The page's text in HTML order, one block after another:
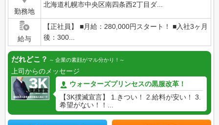
勤務地
北海道札幌市中央区南四条西2丁目ダ...
給与
【正社員】 ■月給：280,000円スタート！ ■入社3ヶ月
後：300...
だれどこ？ 企業の素顔がマル分かり！
上司からのメッセージ
ウォーターズプリンセスの黒服改革！
【3K撲滅宣言】 1.きつい！ 2.給料が安い！ 3.
希望がない！！...